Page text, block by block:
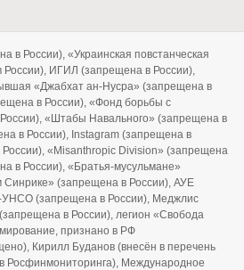
в России), «Украинская повстанческая
ИГИЛ (запрещена в России),
«Джабхат ан-Нусра» (запрещена в
в России), «Фонд борьбы с
«Штабы Навального» (запрещена в
в России), Instagram (запрещена в
«Misanthropic Division» (запрещена
в России), «Братья-мусульмане»
(запрещена в России), АУЕ
(запрещена в России), Меджлис
в России), легион «Свобода
признано в РФ
Кирилл Буданов (внесён в перечень
Росфинмониторинга), Международное